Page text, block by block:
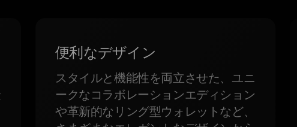
便利なデザイン
スタイルと機能性を両立させた、ユニ
ークなコラボレーションエディション
や革新的なリング型ウォレットなど、